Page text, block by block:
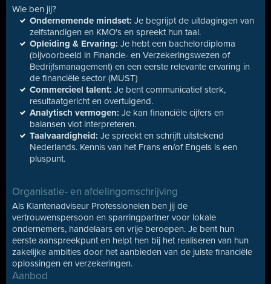
Wie ben jij?
Ondernemende mindset: Je begrijpt de uitdagingen van
zelfstandigen en KMO's en spreekt hun taal.
Opleiding & Ervaring: Je hebt een bachelordiploma
(bijvoorbeeld in Financie- en Verzekeringswezen of
Bedrijfsmanagement) en een eerste relevante ervaring in
de financiële sector (MUST)
Commercieel talent: Je bent communicatief sterk,
resultaatgericht en overtuigend.
Analytisch vermogen: Je kan financiële cijfers en
balansen vlot interpreteren.
Taalvaardigheid: Je spreekt en schrijft uitstekend
Nederlands. Kennis van het Frans en/of Engels is een
pluspunt.
Organisatie- en afdelingomschrijving
Als Klantenadviseur Professionelen ben jij de
vertrouwenspersoon en sparringpartner voor lokale
ondernemers, handelaars en vrije beroepen. Je bent hun
eerste aanspreekpunt en helpt hen bij het realiseren van hun
zakelijke ambities door het aanbieden van de juiste financiële
oplossingen en verzekeringen.
Aanbod